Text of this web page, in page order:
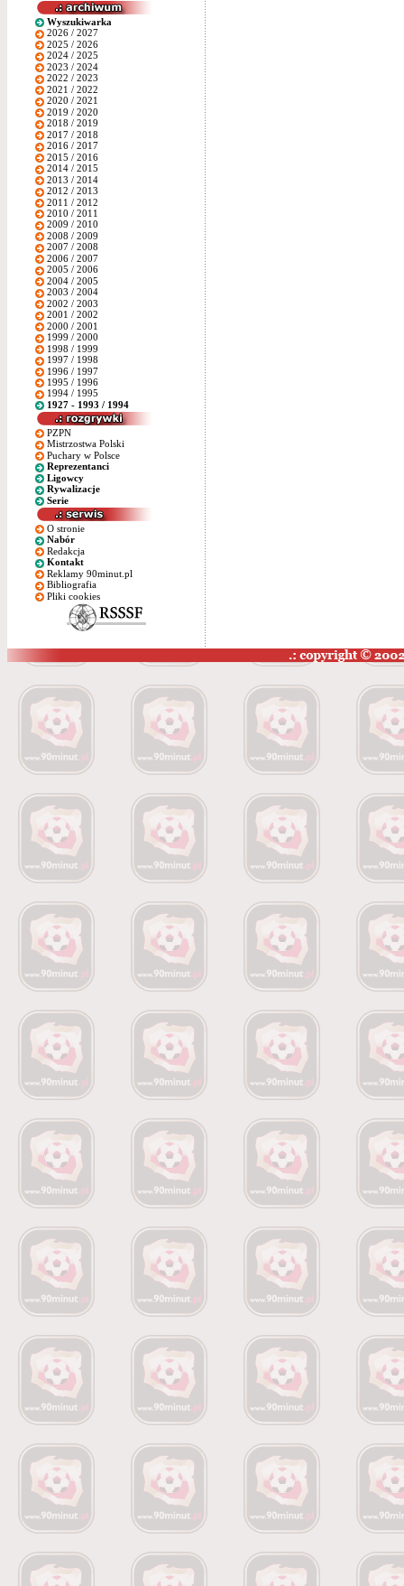
Wyszukiwarka
2026 / 2027
2025 / 2026
2024 / 2025
2023 / 2024
2022 / 2023
2021 / 2022
2020 / 2021
2019 / 2020
2018 / 2019
2017 / 2018
2016 / 2017
2015 / 2016
2014 / 2015
2013 / 2014
2012 / 2013
2011 / 2012
2010 / 2011
2009 / 2010
2008 / 2009
2007 / 2008
2006 / 2007
2005 / 2006
2004 / 2005
2003 / 2004
2002 / 2003
2001 / 2002
2000 / 2001
1999 / 2000
1998 / 1999
1997 / 1998
1996 / 1997
1995 / 1996
1994 / 1995
1927 - 1993 / 1994
PZPN
Mistrzostwa Polski
Puchary w Polsce
Reprezentanci
Ligowcy
Rywalizacje
Serie
O stronie
Nabór
Redakcja
Kontakt
Reklamy 90minut.pl
Bibliografia
Pliki cookies